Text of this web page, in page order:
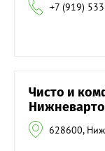
+7 (919)
Чисто и
628600,